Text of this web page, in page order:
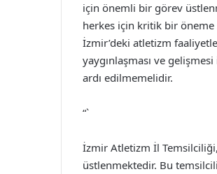
için önemli bir görev
herkes için kritik bir
İzmir’deki atletizm
yaygınlaşması ve
ardı edilmemelidir.
“`
İzmir Atletizm İl
üstlenmektedir. Bu